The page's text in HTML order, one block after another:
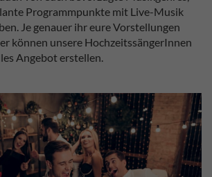
Programmpunkte mit Live-Musik
Je genauer ihr eure Vorstellungen
können unsere HochzeitssängerInnen
Angebot erstellen.